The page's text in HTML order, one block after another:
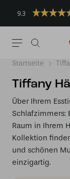
9.3
Startseite
Tiffany
Über Ihrem
Schlafzimmers:
Raum in Ihrem
Kollektion
und schönen
einzigartig.